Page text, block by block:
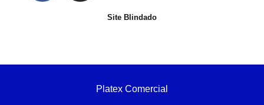
Site Blindado
Platex Comercial